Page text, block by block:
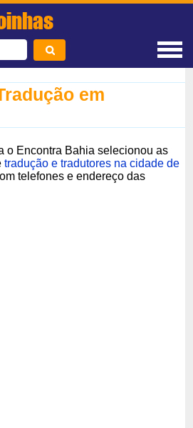
em
o Encontra Bahia selecionou as
tradução e tradutores na cidade de
telefones e endereço das